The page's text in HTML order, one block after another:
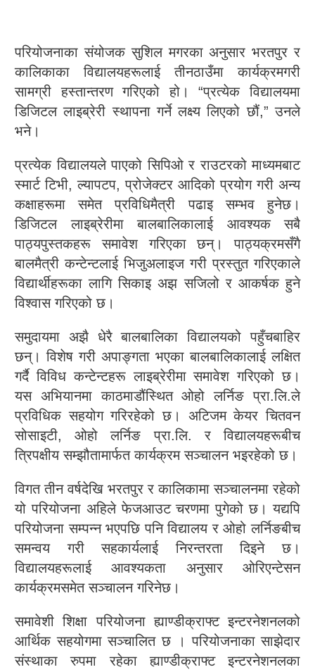
परियोजनाका संयोजक सुशिल मगरका अनुसार भरतपुर र
कालिकाका विद्यालयहरूलाई तीनठाउँमा कार्यक्रमगरी
सामग्री हस्तान्तरण गरिएको हो। “प्रत्येक विद्यालयमा
डिजिटल लाइब्रेरी स्थापना गर्ने लक्ष्य लिएको छौं,” उनले
भने।
प्रत्येक विद्यालयले पाएको सिपिओ र राउटरको माध्यमबाट
स्मार्ट टिभी, ल्यापटप, प्रोजेक्टर आदिको प्रयोग गरी अन्य
कक्षाहरूमा समेत प्रविधिमैत्री पढाइ सम्भव हुनेछ।
डिजिटल लाइब्रेरीमा बालबालिकालाई आवश्यक सबै
पाठ्यपुस्तकहरू समावेश गरिएका छन्। पाठ्यक्रमसँगै
बालमैत्री कन्टेन्टलाई भिजुअलाइज गरी प्रस्तुत गरिएकाले
विद्यार्थीहरूका लागि सिकाइ अझ सजिलो र आकर्षक हुने
विश्वास गरिएको छ।
समुदायमा अझै धेरै बालबालिका विद्यालयको पहुँचबाहिर
छन्। विशेष गरी अपाङ्गता भएका बालबालिकालाई लक्षित
गर्दै विविध कन्टेन्टहरू लाइब्रेरीमा समावेश गरिएको छ।
यस अभियानमा काठमाडौंस्थित ओहो लर्निङ प्रा.लि.ले
प्रविधिक सहयोग गरिरहेको छ। अटिजम केयर चितवन
सोसाइटी, ओहो लर्निङ प्रा.लि. र विद्यालयहरूबीच
त्रिपक्षीय सम्झौतामार्फत कार्यक्रम सञ्चालन भइरहेको छ।
विगत तीन वर्षदेखि भरतपुर र कालिकामा सञ्चालनमा रहेको
यो परियोजना अहिले फेजआउट चरणमा पुगेको छ। यद्यपि
परियोजना सम्पन्न भएपछि पनि विद्यालय र ओहो लर्निङबीच
समन्वय गरी सहकार्यलाई निरन्तरता दिइने छ।
विद्यालयहरूलाई आवश्यकता अनुसार ओरिएन्टेसन
कार्यक्रमसमेत सञ्चालन गरिनेछ।
समावेशी शिक्षा परियोजना ह्याण्डीक्राफ्ट इन्टरनेशनलको
आर्थिक सहयोगमा सञ्चालित छ । परियोजनाका साझेदार
संस्थाका रुपमा रहेका ह्याण्डीक्राफ्ट इन्टरनेशनलका